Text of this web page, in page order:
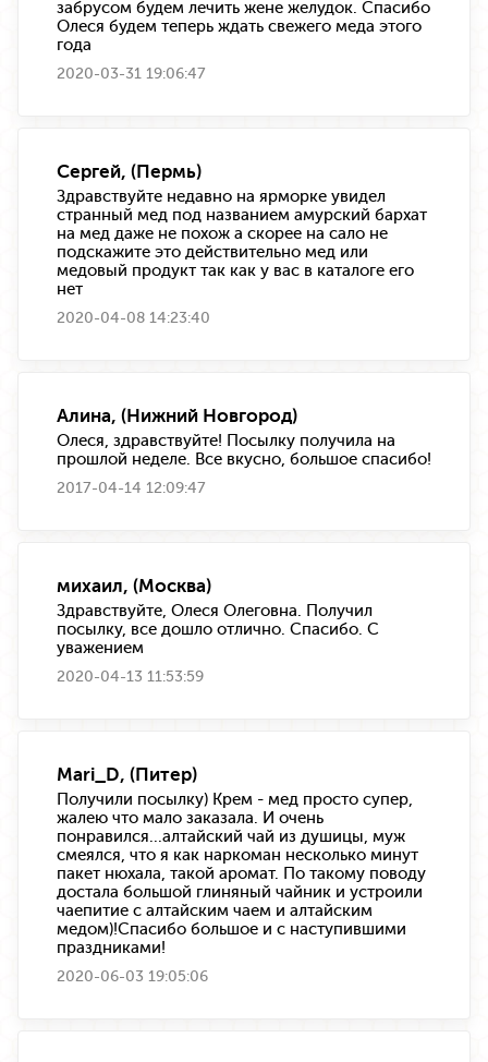
забрусом будем лечить жене желудок. Спасибо
Олеся будем теперь ждать свежего меда этого
года
2020-03-31 19:06:47
Сергей, (Пермь)
Здравствуйте недавно на ярморке увидел
странный мед под названием амурский бархат
на мед даже не похож а скорее на сало не
подскажите это действительно мед или
медовый продукт так как у вас в каталоге его
нет
2020-04-08 14:23:40
Алина, (Нижний Новгород)
Олеся, здравствуйте! Посылку получила на
прошлой неделе. Все вкусно, большое спасибо!
2017-04-14 12:09:47
михаил, (Москва)
Здравствуйте, Олеся Олеговна. Получил
посылку, все дошло отлично. Спасибо. С
уважением
2020-04-13 11:53:59
Mari_D, (Питер)
Получили посылку) Крем - мед просто супер,
жалею что мало заказала. И очень
понравился...алтайский чай из душицы, муж
смеялся, что я как наркоман несколько минут
пакет нюхала, такой аромат. По такому поводу
достала большой глиняный чайник и устроили
чаепитие с алтайским чаем и алтайским
медом)!Спасибо большое и с наступившими
праздниками!
2020-06-03 19:05:06